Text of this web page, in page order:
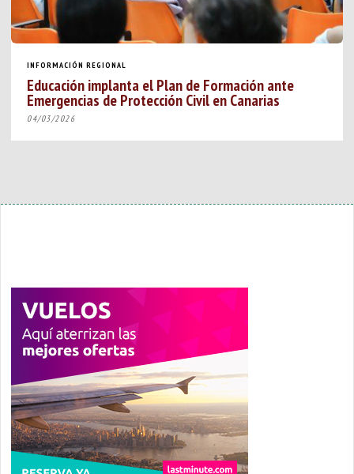
INFORMACIÓN REGIONAL
Educación implanta el Plan de Formación ante
Emergencias de Protección Civil en Canarias
04/03/2026